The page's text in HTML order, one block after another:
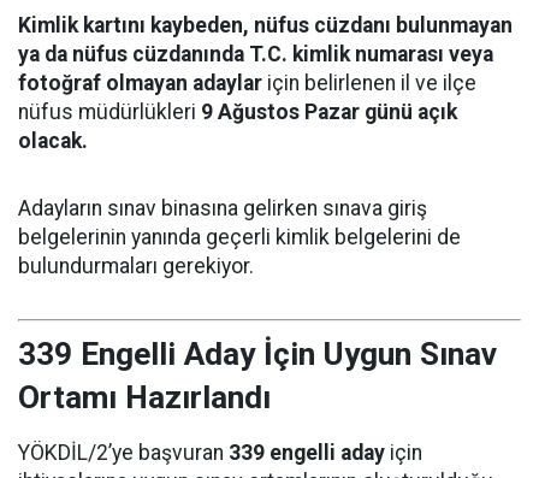
Kimlik kartını kaybeden, nüfus cüzdanı bulunmayan
ya da nüfus cüzdanında T.C. kimlik numarası veya
fotoğraf olmayan adaylar için belirlenen il ve ilçe
nüfus müdürlükleri 9 Ağustos Pazar günü açık
olacak.
Adayların sınav binasına gelirken sınava giriş
belgelerinin yanında geçerli kimlik belgelerini de
bulundurmaları gerekiyor.
339 Engelli Aday İçin Uygun Sınav
Ortamı Hazırlandı
YÖKDİL/2’ye başvuran 339 engelli aday için